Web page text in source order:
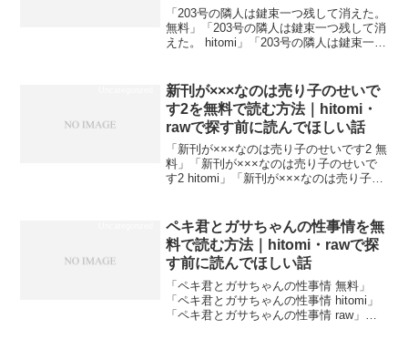
しい話
「203号の隣人は鍵束一つ残して消えた。
無料」「203号の隣人は鍵束一つ残して消
えた。 hitomi」「203号の隣人は鍵束一つ
どってきたはずです。Before（...
新刊が×××なのは売り子のせいで
す2を無料で読む方法｜hitomi・
rawで探す前に読んでほしい話
「新刊が×××なのは売り子のせいです2 無
料」「新刊が×××なのは売り子のせいで
す2 hitomi」「新刊が×××なのは売り子の
きたはずです。Before（よくあ...
ペキ君とガサちゃんの性事情を無
料で読む方法｜hitomi・rawで探
す前に読んでほしい話
「ペキ君とガサちゃんの性事情 無料」
「ペキ君とガサちゃんの性事情 hitomi」
「ペキ君とガサちゃんの性事情 raw」で